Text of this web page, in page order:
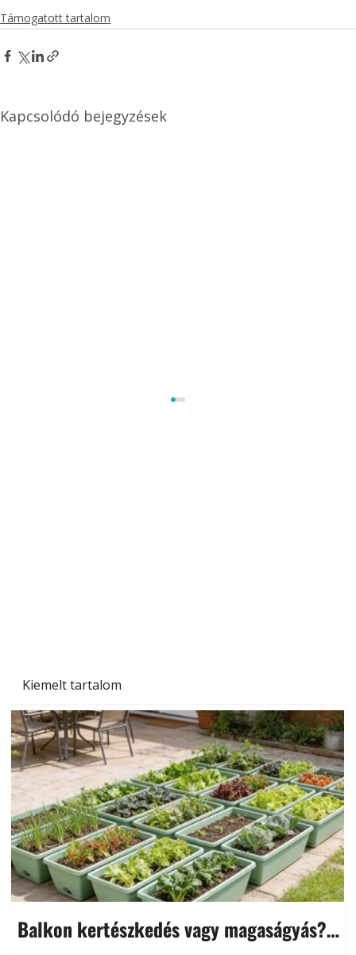
Kiemelt tartalom
Balkon kertészkedés vagy magaságyás?
Támogatott tartalom
Kapcsolódó bejegyzések